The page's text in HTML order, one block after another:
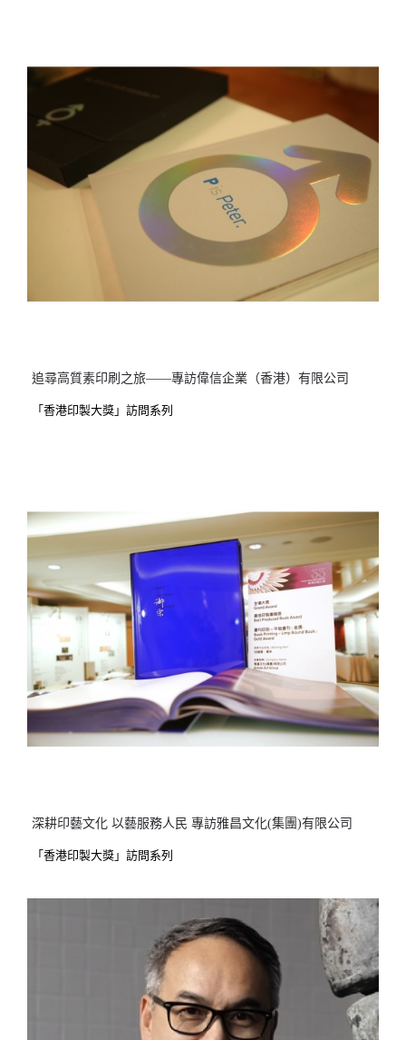
追尋高質素印刷之旅——專訪偉信企業（香港）有限公司
「香港印製大獎」訪問系列
深耕印藝文化 以藝服務人民 專訪雅昌文化(集團)有限公司
「香港印製大獎」訪問系列